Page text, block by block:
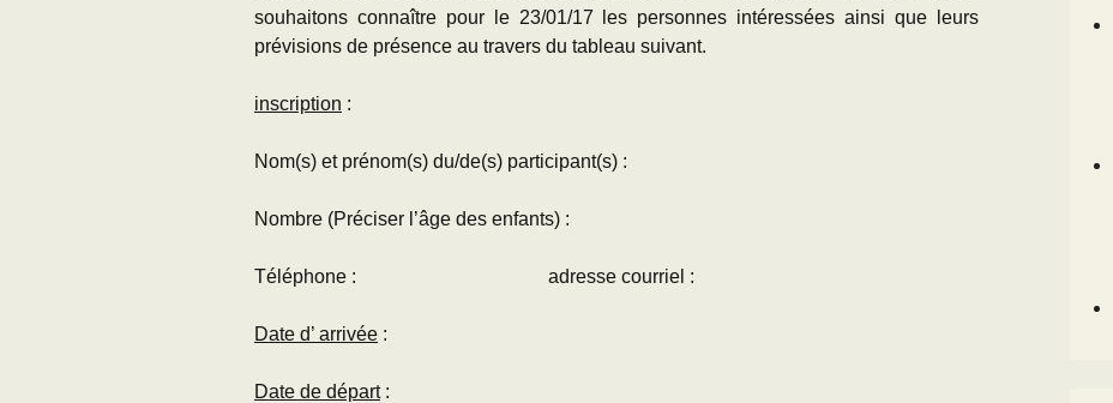
souhaitons connaître pour le 23/01/17 les personnes intéressées ainsi que leurs
prévisions de présence au travers du tableau suivant.
inscription :
Nom(s) et prénom(s) du/de(s) participant(s) :
Nombre (Préciser l’âge des enfants) :
Téléphone : adresse courriel :
Date d’ arrivée :
Date de départ: